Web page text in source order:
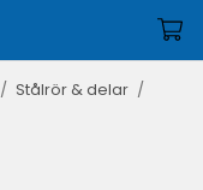
/ Stålrör & delar /